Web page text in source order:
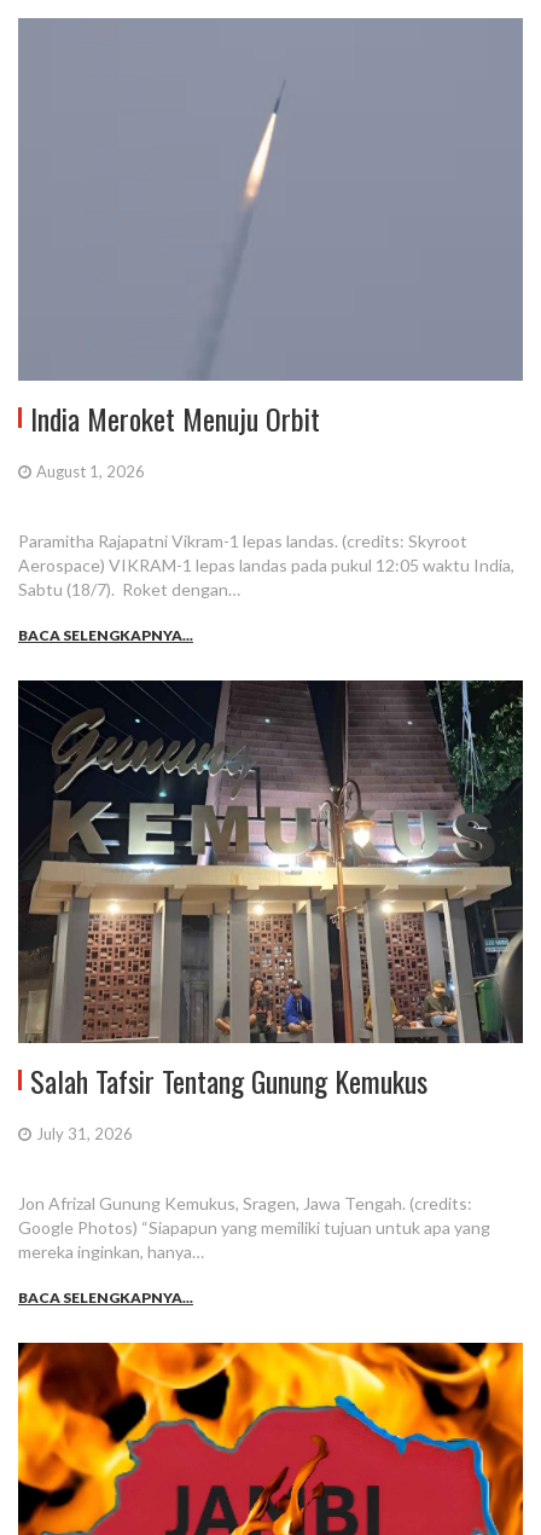
India Meroket Menuju Orbit
August 1, 2026
Paramitha Rajapatni Vikram-1 lepas landas. (credits: Skyroot
Aerospace) VIKRAM-1 lepas landas pada pukul 12:05 waktu India,
Sabtu (18/7). Roket dengan…
BACA SELENGKAPNYA...
Salah Tafsir Tentang Gunung Kemukus
July 31, 2026
Jon Afrizal Gunung Kemukus, Sragen, Jawa Tengah. (credits:
Google Photos) “Siapapun yang memiliki tujuan untuk apa yang
mereka inginkan, hanya…
BACA SELENGKAPNYA...